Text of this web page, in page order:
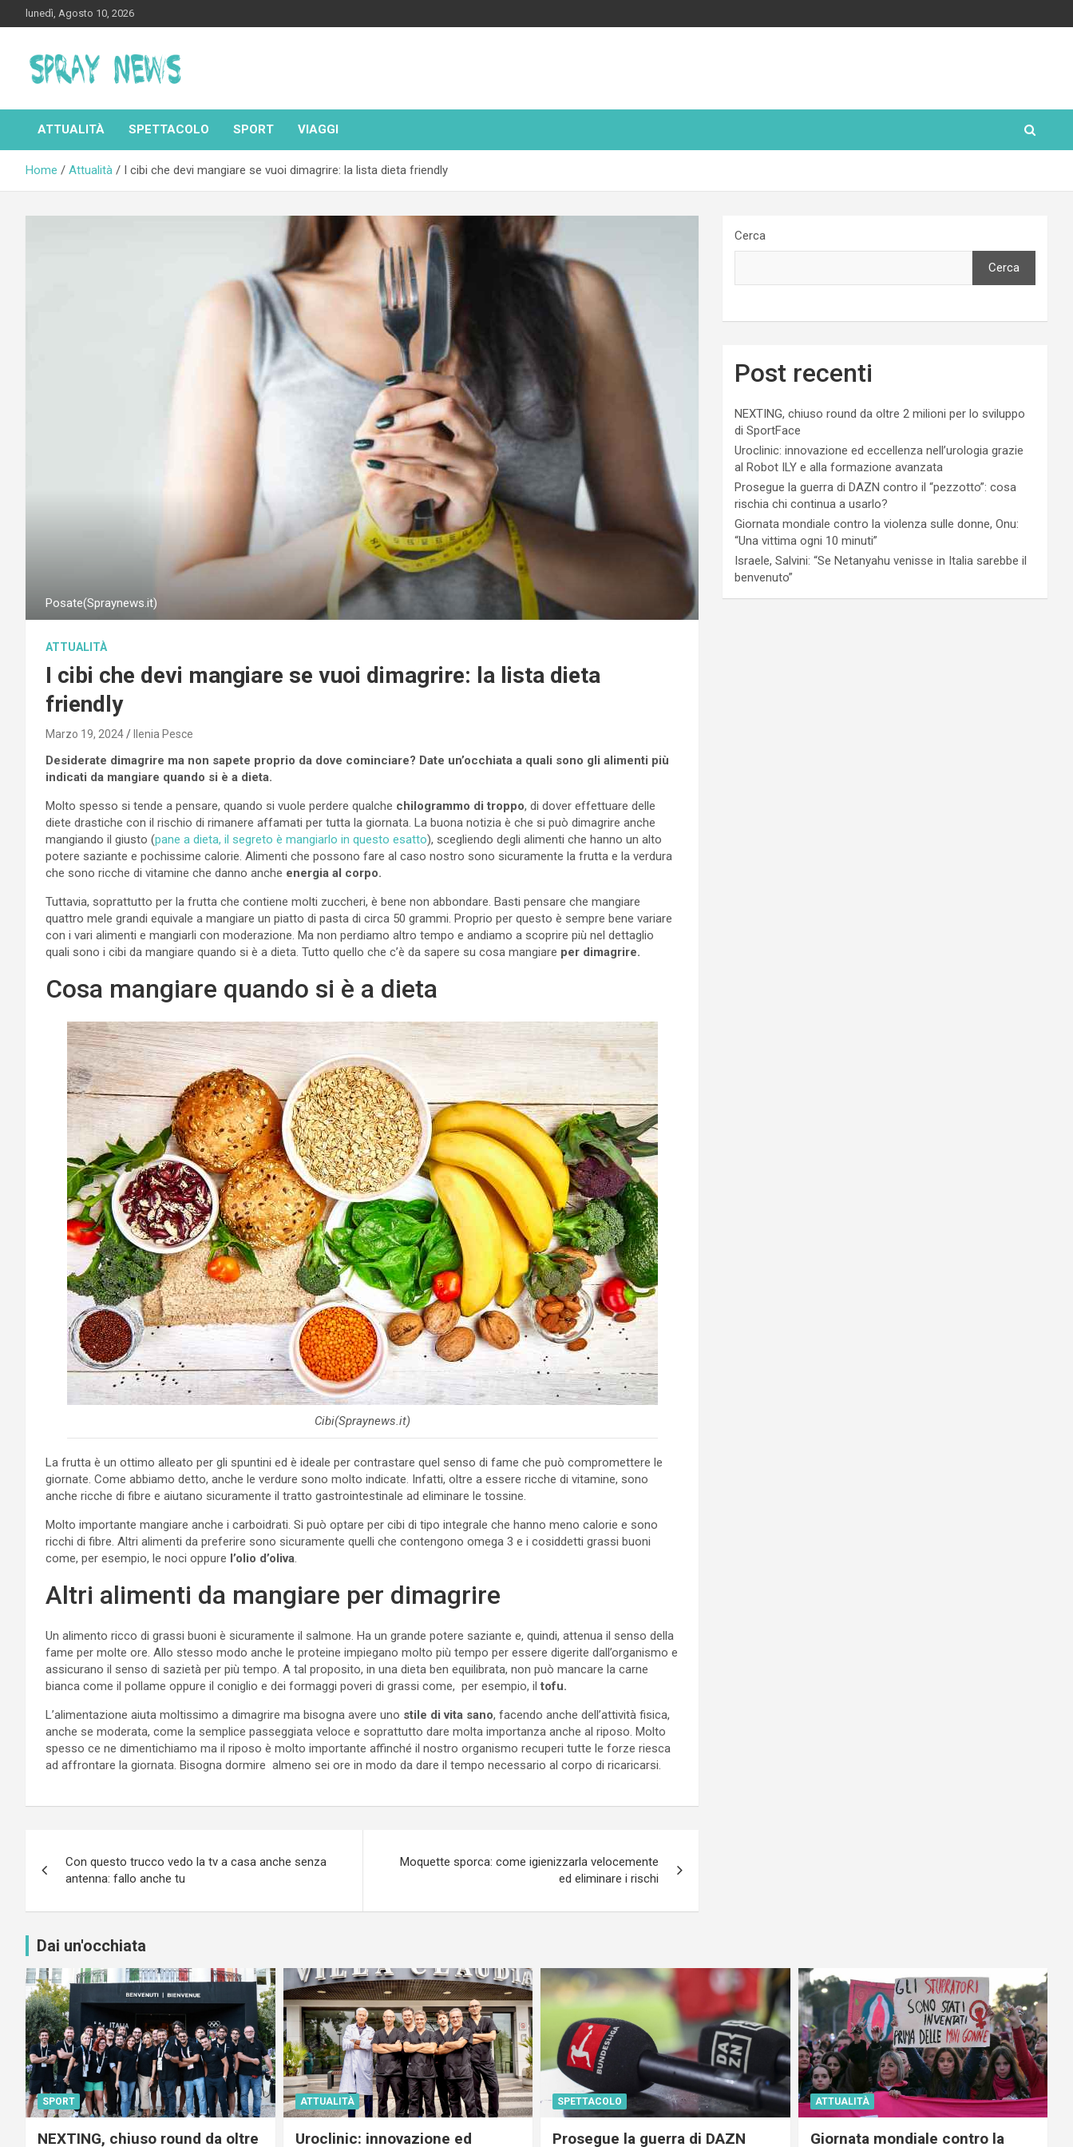
to
lunedì, Agosto 10, 2026
Spraynews.it
ATTUALITÀ SPETTACOLO SPORT VIAGGI
Home Attualità I cibi che devi mangiare se vuoi dimagrire: la lista dieta friendly
Posate(Spraynews.it)
ATTUALITÀ
I cibi che devi mangiare se vuoi dimagrire: la lista dieta
friendly
Marzo 19, 2024 Ilenia Pesce
Desiderate dimagrire ma non sapete proprio da dove cominciare? Date un’occhiata a quali sono gli alimenti più
indicati da mangiare quando si è a dieta.
Molto spesso si tende a pensare, quando si vuole perdere qualche chilogrammo di troppo, di dover effettuare delle
diete drastiche con il rischio di rimanere affamati per tutta la giornata. La buona notizia è che si può dimagrire anche
mangiando il giusto (pane a dieta, il segreto è mangiarlo in questo esatto), scegliendo degli alimenti che hanno un alto
potere saziante e pochissime calorie. Alimenti che possono fare al caso nostro sono sicuramente la frutta e la verdura
che sono ricche di vitamine che danno anche energia al corpo.
Tuttavia, soprattutto per la frutta che contiene molti zuccheri, è bene non abbondare. Basti pensare che mangiare
quattro mele grandi equivale a mangiare un piatto di pasta di circa 50 grammi. Proprio per questo è sempre bene variare
con i vari alimenti e mangiarli con moderazione. Ma non perdiamo altro tempo e andiamo a scoprire più nel dettaglio
quali sono i cibi da mangiare quando si è a dieta. Tutto quello che c’è da sapere su cosa mangiare per dimagrire.
Cosa mangiare quando si è a dieta
Cibi(Spraynews.it)
La frutta è un ottimo alleato per gli spuntini ed è ideale per contrastare quel senso di fame che può compromettere le
giornate. Come abbiamo detto, anche le verdure sono molto indicate. Infatti, oltre a essere ricche di vitamine, sono
anche ricche di fibre e aiutano sicuramente il tratto gastrointestinale ad eliminare le tossine.
Molto importante mangiare anche i carboidrati. Si può optare per cibi di tipo integrale che hanno meno calorie e sono
ricchi di fibre. Altri alimenti da preferire sono sicuramente quelli che contengono omega 3 e i cosiddetti grassi buoni
come, per esempio, le noci oppure l’olio d’oliva
Altri alimenti da mangiare per dimagrire
Un alimento ricco di grassi buoni è sicuramente il salmone. Ha un grande potere saziante e, quindi, attenua il senso della
fame per molte ore. Allo stesso modo anche le proteine impiegano molto più tempo per essere digerite dall’organismo e
assicurano il senso di sazietà per più tempo. A tal proposito, in una dieta ben equilibrata, non può mancare la carne
bianca come il pollame oppure il coniglio e dei formaggi poveri di grassi come, per esempio, iltofu.
L’alimentazione aiuta moltissimo a dimagrire ma bisogna avere uno stile di vita sano, facendo anche dell’attività fisica,
anche se moderata, come la semplice passeggiata veloce e soprattutto dare molta importanza anche al riposo. Molto
spesso ce ne dimentichiamo ma il riposo è molto importante affinché il nostro organismo recuperi tutte le forze riesca
ad affrontare la giornata. Bisogna dormire almeno sei ore in modo da dare il tempo necessario al corpo di ricaricarsi.
articoli
Con questo trucco vedo la tv a casa anche senza
antenna: fallo anche tu
Moquette sporca: come igienizzarla velocemente
ed eliminare i rischi
Cerca
Cerca
Post recenti
NEXTING, chiuso round da oltre 2 milioni per lo sviluppo
di SportFace
Uroclinic: innovazione ed eccellenza nell’urologia grazie
al Robot ILY e alla formazione avanzata
Prosegue la guerra di DAZN contro il “pezzotto”: cosa
rischia chi continua a usarlo?
Giornata mondiale contro la violenza sulle donne, Onu:
“Una vittima ogni 10 minuti”
Israele, Salvini: “Se Netanyahu venisse in Italia sarebbe il
benvenuto”
Dai un'occhiata
SPORT
NEXTING, chiuso round da oltre
ATTUALITÀ
Uroclinic: innovazione ed
SPETTACOLO
Prosegue la guerra di DAZN
ATTUALITÀ
Giornata mondiale contro la